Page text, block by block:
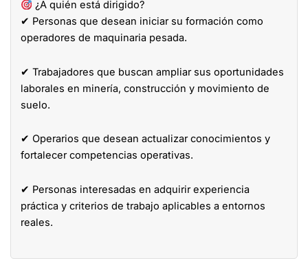
¿A quién está dirigido?
✔ Personas que desean iniciar su formación como
operadores de maquinaria pesada.
✔ Trabajadores que buscan ampliar sus oportunidades
laborales en minería, construcción y movimiento de
suelo.
✔ Operarios que desean actualizar conocimientos y
fortalecer competencias operativas.
✔ Personas interesadas en adquirir experiencia
práctica y criterios de trabajo aplicables a entornos
reales.